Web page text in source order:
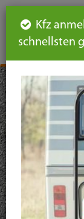
leichte
Sprache
Kfz
schnellsten